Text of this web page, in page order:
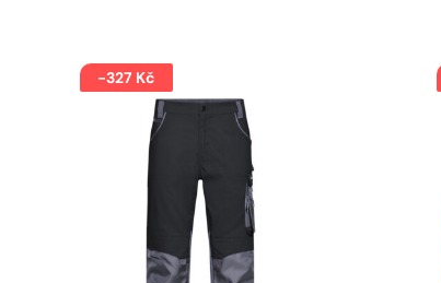
-327 Kč